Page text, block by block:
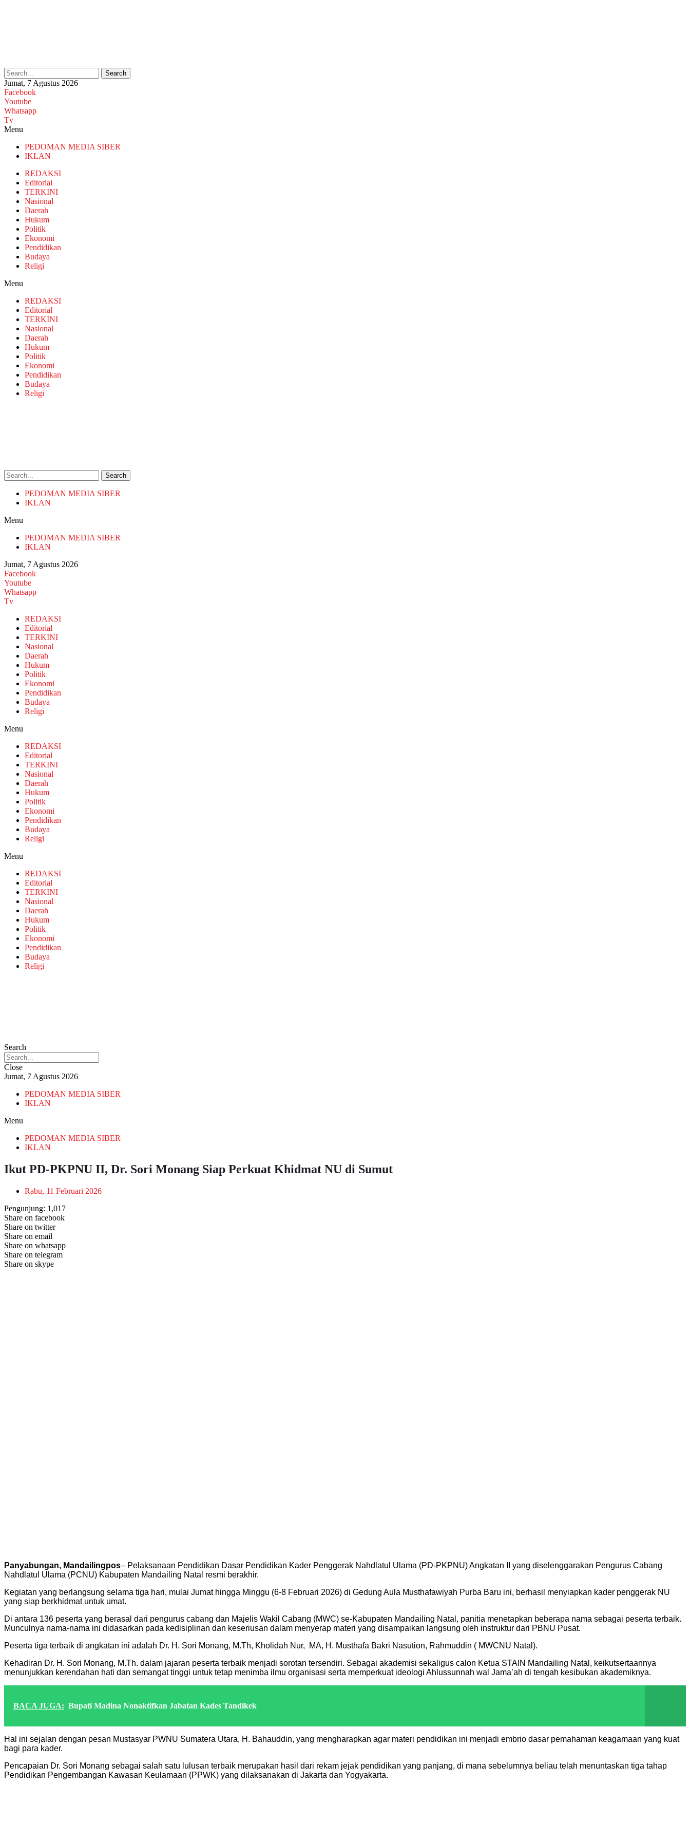
Search
Jumat, 7 Agustus 2026
Facebook
Youtube
Whatsapp
Tv
Menu
PEDOMAN MEDIA SIBER
IKLAN
REDAKSI
Editorial
TERKINI
Nasional
Daerah
Hukum
Politik
Ekonomi
Pendidikan
Budaya
Religi
Menu
REDAKSI
Editorial
TERKINI
Nasional
Daerah
Hukum
Politik
Ekonomi
Pendidikan
Budaya
Religi
Search
PEDOMAN MEDIA SIBER
IKLAN
Menu
PEDOMAN MEDIA SIBER
IKLAN
Jumat, 7 Agustus 2026
Facebook
Youtube
Whatsapp
Tv
REDAKSI
Editorial
TERKINI
Nasional
Daerah
Hukum
Politik
Ekonomi
Pendidikan
Budaya
Religi
Menu
REDAKSI
Editorial
TERKINI
Nasional
Daerah
Hukum
Politik
Ekonomi
Pendidikan
Budaya
Religi
Menu
REDAKSI
Editorial
TERKINI
Nasional
Daerah
Hukum
Politik
Ekonomi
Pendidikan
Budaya
Religi
Search
Close
Jumat, 7 Agustus 2026
PEDOMAN MEDIA SIBER
IKLAN
Menu
PEDOMAN MEDIA SIBER
IKLAN
Ikut PD-PKPNU II, Dr. Sori Monang Siap Perkuat Khidmat NU di Sumut
Rabu, 11 Februari 2026
Pengunjung: 1,017
Share on facebook
Share on twitter
Share on email
Share on whatsapp
Share on telegram
Share on skype
Panyabungan, Mandailingpos– Pelaksanaan Pendidikan Dasar Pendidikan Kader Penggerak Nahdlatul Ulama (PD-PKPNU) Angkatan II yang diselenggarakan Pengurus Cabang
Nahdlatul Ulama (PCNU) Kabupaten Mandailing Natal resmi berakhir.
Kegiatan yang berlangsung selama tiga hari, mulai Jumat hingga Minggu (6-8 Februari 2026) di Gedung Aula Musthafawiyah Purba Baru ini, berhasil menyiapkan kader penggerak NU
yang siap berkhidmat untuk umat.
Di antara 136 peserta yang berasal dari pengurus cabang dan Majelis Wakil Cabang (MWC) se-Kabupaten Mandailing Natal, panitia menetapkan beberapa nama sebagai peserta terbaik.
Munculnya nama-nama ini didasarkan pada kedisiplinan dan keseriusan dalam menyerap materi yang disampaikan langsung oleh instruktur dari PBNU Pusat.
Peserta tiga terbaik di angkatan ini adalah Dr. H. Sori Monang, M.Th, Kholidah Nur, MA, H. Musthafa Bakri Nasution, Rahmuddin ( MWCNU Natal).
Kehadiran Dr. H. Sori Monang, M.Th. dalam jajaran peserta terbaik menjadi sorotan tersendiri. Sebagai akademisi sekaligus calon Ketua STAIN Mandailing Natal, keikutsertaannya
menunjukkan kerendahan hati dan semangat tinggi untuk tetap menimba ilmu organisasi serta memperkuat ideologi Ahlussunnah wal Jama’ah di tengah kesibukan akademiknya.
BACA JUGA: Bupati Madina Nonaktifkan Jabatan Kades Tandikek
Hal ini sejalan dengan pesan Mustasyar PWNU Sumatera Utara, H. Bahauddin, yang mengharapkan agar materi pendidikan ini menjadi embrio dasar pemahaman keagamaan yang kuat
bagi para kader.
Pencapaian Dr. Sori Monang sebagai salah satu lulusan terbaik merupakan hasil dari rekam jejak pendidikan yang panjang, di mana sebelumnya beliau telah menuntaskan tiga tahap
Pendidikan Pengembangan Kawasan Keulamaan (PPWK) yang dilaksanakan di Jakarta dan Yogyakarta.